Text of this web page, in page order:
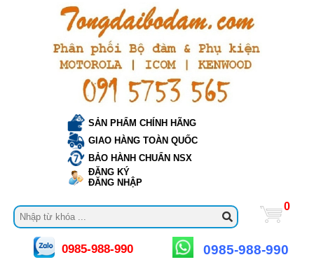
SẢN PHẨM CHÍNH HÃNG
GIAO HÀNG TOÀN QUỐC
BẢO HÀNH CHUẨN NSX
ĐĂNG KÝ
ĐĂNG NHẬP
0
0985-988-990 0985-988-990